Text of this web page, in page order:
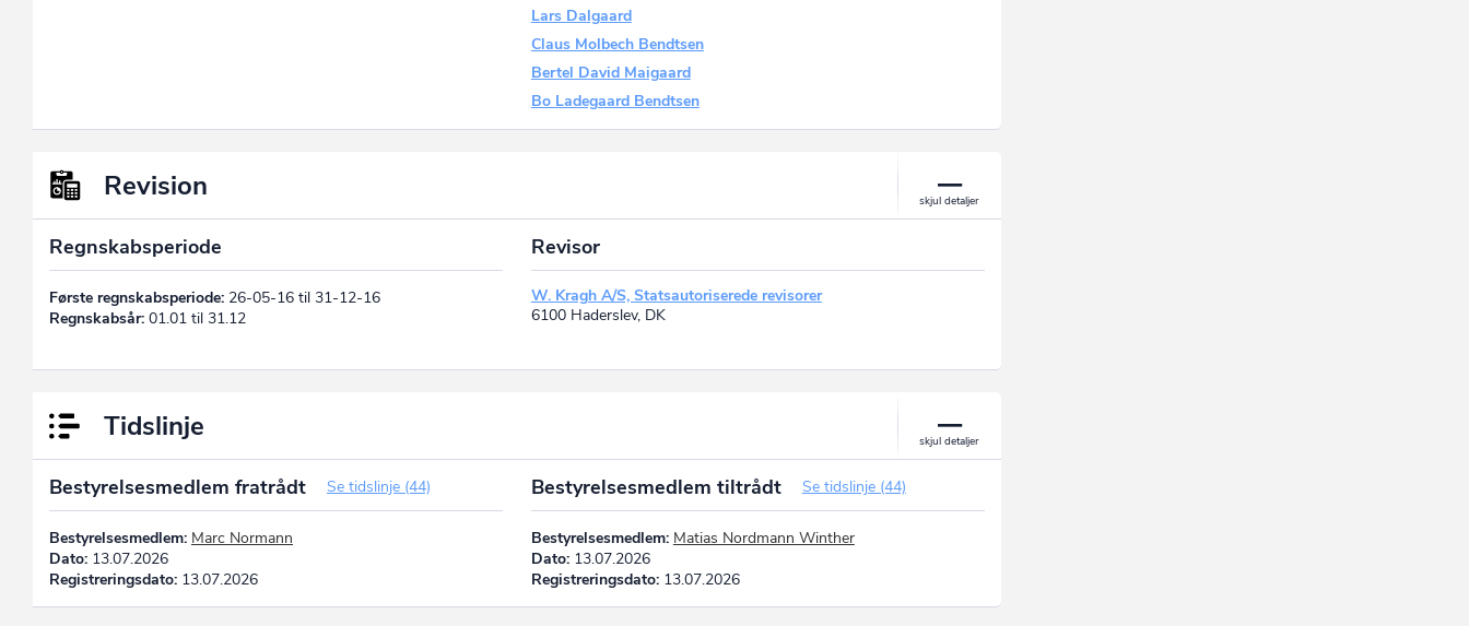
Lars Dalgaard
Claus Molbech Bendtsen
Bertel David Maigaard
Bo Ladegaard Bendtsen
Revision
Regnskabsperiode
Første regnskabsperiode: 26-05-16 til 31-12-16
Regnskabsår: 01.01 til 31.12
Revisor
W. Kragh A/S, Statsautoriserede revisorer
6100 Haderslev, DK
Tidslinje
Bestyrelsesmedlem fratrådt Se tidslinje (44)
Bestyrelsesmedlem: Marc Normann
Dato: 13.07.2026
Registreringsdato: 13.07.2026
Bestyrelsesmedlem tiltrådt Se tidslinje (44)
Bestyrelsesmedlem: Matias Nordmann Winther
Dato:13.07.2026
Registreringsdato:13.07.2026